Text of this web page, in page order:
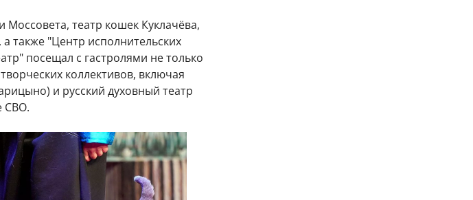
Моссовета, театр кошек Куклачёва,
также "Центр исполнительских
посещал с гастролями не только
коллективов, включая
и русский духовный театр
СВО.